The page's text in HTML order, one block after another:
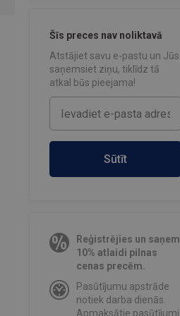
Šīs preces nav noliktavā
Atstājiet savu e-pastu un Jūs
saņemsiet ziņu, tiklīdz tā
atkal būs pieejama!
Sūtīt
Reģistrējies un saņem
10% atlaidi pilnas
cenas precēm.
Pasūtījumu apstrāde
notiek darba dienās.
Apmaksātie pasūtījumi